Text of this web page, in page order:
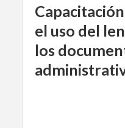
el uso del
los